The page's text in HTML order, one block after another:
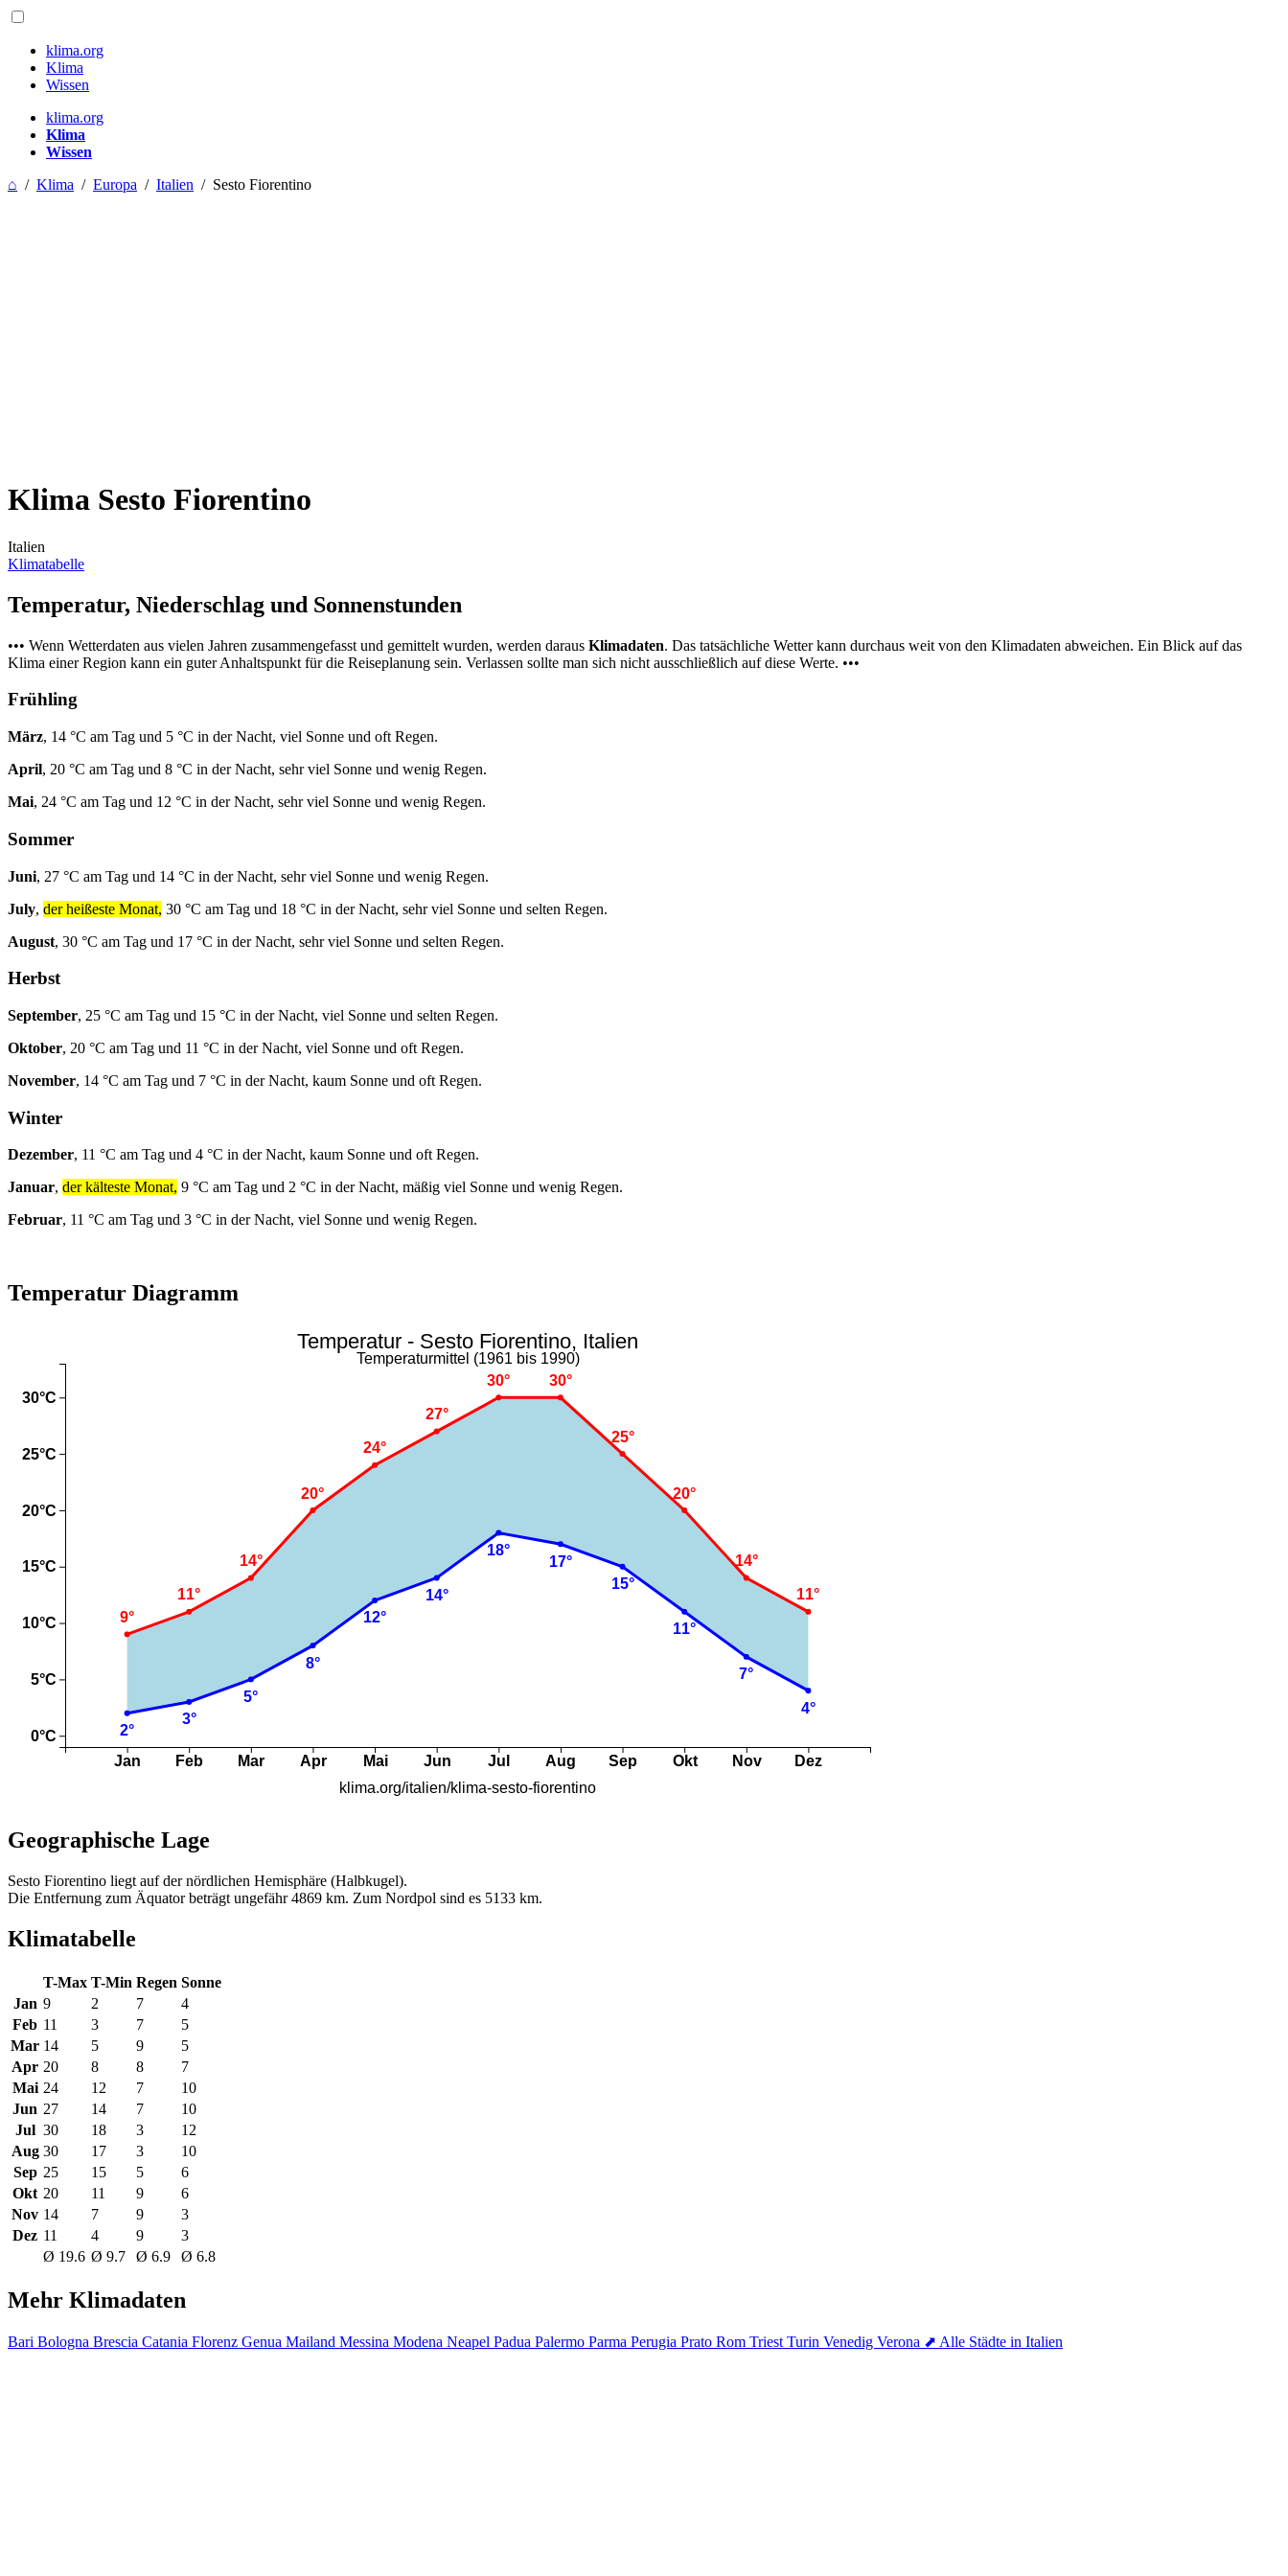
klima.org
Klima
Wissen
klima.org
Klima
Wissen
⌂ / Klima / Europa / Italien / Sesto Fiorentino
Klima Sesto Fiorentino
Italien
Klimatabelle
Temperatur, Niederschlag und Sonnenstunden
••• Wenn Wetterdaten aus vielen Jahren zusammengefasst und gemittelt wurden, werden daraus Klimadaten. Das tatsächliche Wetter kann durchaus weit von den Klimadaten abweichen. Ein Blick auf das
Klima einer Region kann ein guter Anhaltspunkt für die Reiseplanung sein. Verlassen sollte man sich nicht ausschließlich auf diese Werte. •••
Frühling
März, 14 °C am Tag und 5 °C in der Nacht, viel Sonne und oft Regen.
April, 20 °C am Tag und 8 °C in der Nacht, sehr viel Sonne und wenig Regen.
Mai, 24 °C am Tag und 12 °C in der Nacht, sehr viel Sonne und wenig Regen.
Sommer
Juni, 27 °C am Tag und 14 °C in der Nacht, sehr viel Sonne und wenig Regen.
July, der heißeste Monat, 30 °C am Tag und 18 °C in der Nacht, sehr viel Sonne und selten Regen.
August, 30 °C am Tag und 17 °C in der Nacht, sehr viel Sonne und selten Regen.
Herbst
September, 25 °C am Tag und 15 °C in der Nacht, viel Sonne und selten Regen.
Oktober, 20 °C am Tag und 11 °C in der Nacht, viel Sonne und oft Regen.
November, 14 °C am Tag und 7 °C in der Nacht, kaum Sonne und oft Regen.
Winter
Dezember, 11 °C am Tag und 4 °C in der Nacht, kaum Sonne und oft Regen.
Januar, der kälteste Monat, 9 °C am Tag und 2 °C in der Nacht, mäßig viel Sonne und wenig Regen.
Februar, 11 °C am Tag und 3 °C in der Nacht, viel Sonne und wenig Regen.
Temperatur Diagramm
Geographische Lage
Sesto Fiorentino liegt auf der nördlichen Hemisphäre (Halbkugel).
Die Entfernung zum Äquator beträgt ungefähr 4869 km. Zum Nordpol sind es 5133 km.
Klimatabelle
T-Max T-Min Regen Sonne
Jan 9 2 7
4
Feb 11 3 7
5
Mar 14 5 9
5
Apr 20 8 8
7
Mai 24 12 7
10
Jun 27 14 7
10
Jul 30 18 3
12
Aug 30 17 3
10
Sep 25 15 5
6
Okt 20 11 9
6
Nov 14 7 9
3
Dez 11 4 9
3
Ø 19.6 Ø 9.7 Ø 6.9 Ø 6.8
Mehr Klimadaten
Bari Bologna Brescia Catania Florenz Genua Mailand Messina Modena Neapel Padua Palermo Parma Perugia Prato Rom Triest Turin Venedig Verona ⬈ Alle Städte in Italien